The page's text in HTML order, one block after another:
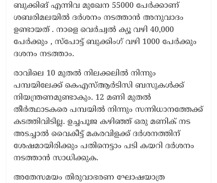
ബുക്കിങ് എന്നിവ മുഖേന 55000 പേർക്കാണ്
ശബരിമലയിൽ ദർശനം നടത്താൻ അനുവാദം
ഉണ്ടായത് . നാളെ വെർച്വൽ ക്യൂ വഴി 40,000
പേർക്കും , സ്പോട്ട് ബുക്കിംഗ് വഴി 1000 പേർക്കും
ദശനം നടത്താം.
രാവിലെ 10 മുതൽ നിലക്കലിൽ നിന്നും
പമ്പയിലേക്ക് കെഎസ്ആർടിസി ബസുകൾക്ക്
നിയന്ത്രണമുണ്ടാകും. 12 മണി മുതൽ
തീർത്ഥാടകരെ പമ്പയിൽ നിന്നും സന്നിധാനത്തേക്ക്
കടത്തിവിടില്ല. ഉച്ചപൂജ കഴിഞ്ഞ് ഒരു മണിക് നട
അടച്ചാൽ വൈകീട്ട് മകരവിളക്ക് ദർശനത്തിന്
ശേഷമായിരിക്കും പതിനെട്ടാം പടി കയറി ദർശനം
നടത്താൻ സാധിക്കുക.
അതേസമയം തിരുവാഭരണ ഘോഷയാത്ര